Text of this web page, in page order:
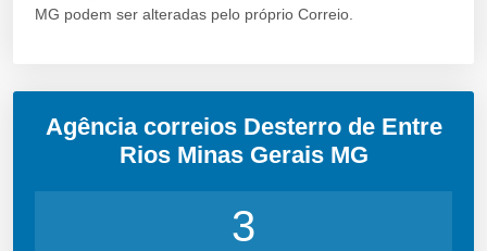
MG podem ser alteradas pelo próprio Correio.
Agência correios Desterro de Entre
Rios Minas Gerais MG
3